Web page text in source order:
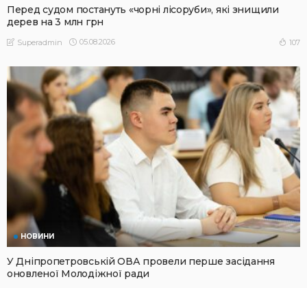
Перед судом постануть «чорні лісоруби», які знищили
дерев на 3 млн грн
Superadmin 05.08.2026 107
НОВИНИ
У Дніпропетровській ОВА провели перше засідання
оновленої Молодіжної ради